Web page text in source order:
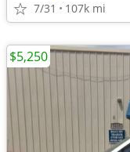
7/31 107k mi
$5,250